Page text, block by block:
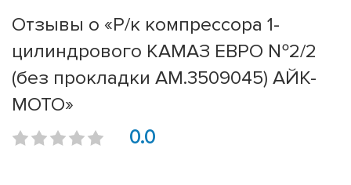
Отзывы о «Р/к компрессора 1-
цилиндрового КАМАЗ ЕВРО №2/2
(без прокладки АМ.3509045) АЙК-
МОТО»
0.0